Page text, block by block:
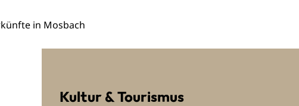
in Mosbach
Kultur & Tourismus